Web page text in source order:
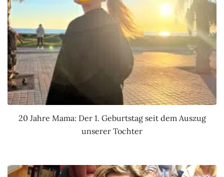
20 Jahre Mama: Der 1. Geburtstag seit dem Auszug
unserer Tochter